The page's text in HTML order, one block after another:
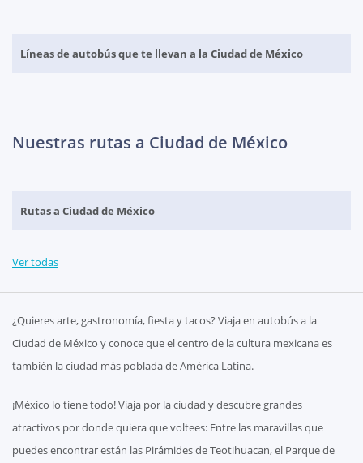
Líneas de autobús que te llevan a la Ciudad de México
Nuestras rutas a Ciudad de México
Rutas a Ciudad de México
Ver todas
¿Quieres arte, gastronomía, fiesta y tacos? Viaja en autobús a la
Ciudad de México y conoce que el centro de la cultura mexicana es
también la ciudad más poblada de América Latina.
¡México lo tiene todo! Viaja por la ciudad y descubre grandes
atractivos por donde quiera que voltees: Entre las maravillas que
puedes encontrar están las Pirámides de Teotihuacan, el Parque de